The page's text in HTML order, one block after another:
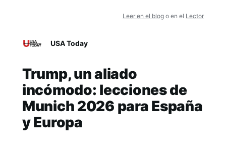
Leer en el blog o en el Lector
USA Today
Trump, un aliado
incómodo: lecciones de
Munich 2026 para España
y Europa